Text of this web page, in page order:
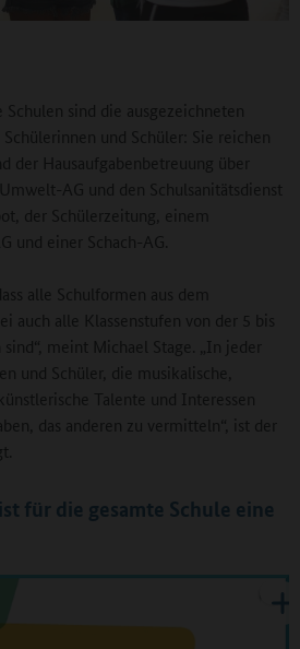
sind die ausgezeichneten
und Schüler: Sie reichen
der Hausaufgabenbetreuung über
Umwelt-AG und den Schulsanitätsdienst
der Schülerzeitung, einem
und einer Schach-AG.
alle Schulformen aus dem
auch alle Klassenstufen von der 5 bis
meint Michael Stage. „In jeder
und Schüler, die musikalische,
Talente und Interessen
das anderen zu vermitteln“, ist der
für die gesamte Schule eine